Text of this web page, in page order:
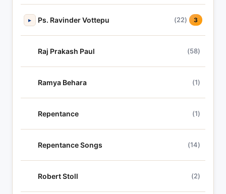
▸ Ps. Ravinder Vottepu (22) 3
Raj Prakash Paul (58)
Ramya Behara (1)
Repentance (1)
Repentance Songs (14)
Robert Stoll (2)